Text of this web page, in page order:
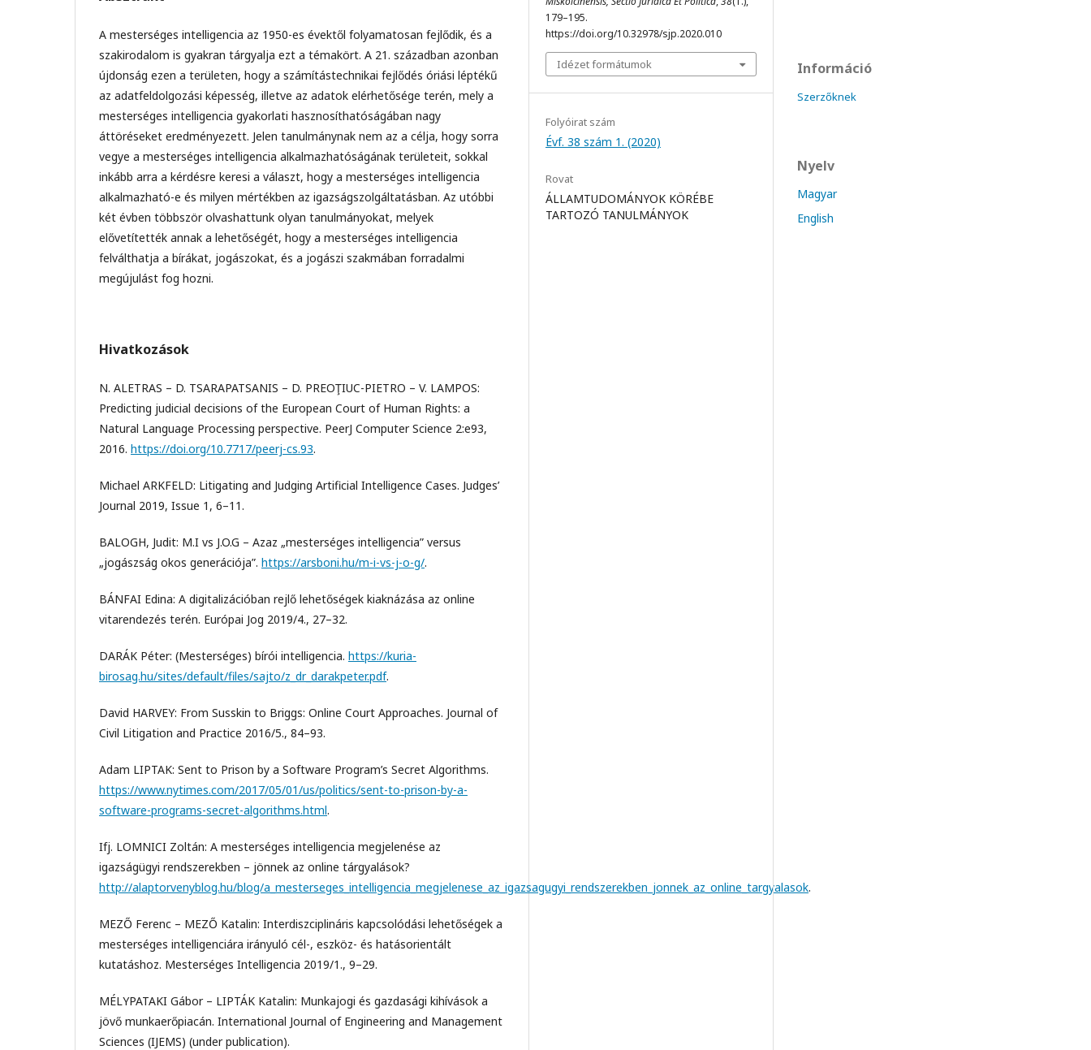
A mesterséges intelligencia az 1950-es évektől folyamatosan fejlődik, és a
szakirodalom is gyakran tárgyalja ezt a témakört. A 21. században azonban
újdonság ezen a területen, hogy a számítástechnikai fejlődés óriási léptékű
az adatfeldolgozási képesség, illetve az adatok elérhetősége terén, mely a
mesterséges intelligencia gyakorlati hasznosíthatóságában nagy
áttöréseket eredményezett. Jelen tanulmánynak nem az a célja, hogy sorra
vegye a mesterséges intelligencia alkalmazhatóságának területeit, sokkal
inkább arra a kérdésre keresi a választ, hogy a mesterséges intelligencia
alkalmazható-e és milyen mértékben az igazságszolgáltatásban. Az utóbbi
két évben többször olvashattunk olyan tanulmányokat, melyek
elővetítették annak a lehetőségét, hogy a mesterséges intelligencia
felválthatja a bírákat, jogászokat, és a jogászi szakmában forradalmi
megújulást fog hozni.
Hivatkozások
N. ALETRAS – D. TSARAPATSANIS – D. PREOŢIUC-PIETRO – V. LAMPOS:
Predicting judicial decisions of the European Court of Human Rights: a
Natural Language Processing perspective. PeerJ Computer Science 2:e93,
2016. https://doi.org/10.7717/peerj-cs.93.
Michael ARKFELD: Litigating and Judging Artificial Intelligence Cases. Judges’
Journal 2019, Issue 1, 6–11.
BALOGH, Judit: M.I vs J.O.G – Azaz „mesterséges intelligencia” versus
„jogászság okos generációja”. https://arsboni.hu/m-i-vs-j-o-g/.
BÁNFAI Edina: A digitalizációban rejlő lehetőségek kiaknázása az online
vitarendezés terén. Európai Jog 2019/4., 27–32.
DARÁK Péter: (Mesterséges) bírói intelligencia. https://kuria-
birosag.hu/sites/default/files/sajto/z_dr_darakpeter.pdf.
David HARVEY: From Susskin to Briggs: Online Court Approaches. Journal of
Civil Litigation and Practice 2016/5., 84–93.
Adam LIPTAK: Sent to Prison by a Software Program’s Secret Algorithms.
https://www.nytimes.com/2017/05/01/us/politics/sent-to-prison-by-a-
software-programs-secret-algorithms.html.
Ifj. LOMNICI Zoltán: A mesterséges intelligencia megjelenése az
igazságügyi rendszerekben – jönnek az online tárgyalások?
http://alaptorvenyblog.hu/blog/a_mesterseges_intelligencia_megjelenese_az_igazsagugyi_rendszerekben_jonnek_az_online_targyalasok.
MEZŐ Ferenc – MEZŐ Katalin: Interdiszciplináris kapcsolódási lehetőségek a
mesterséges intelligenciára irányuló cél-, eszköz- és hatásorientált
kutatáshoz. Mesterséges Intelligencia 2019/1., 9–29.
MÉLYPATAKI Gábor – LIPTÁK Katalin: Munkajogi és gazdasági kihívások a
jövő munkaerőpiacán. International Journal of Engineering and Management
Sciences (IJEMS) (under publication).
179–195.
https://doi.org/10.32978/sjp.2020.010
Idézet formátumok
Folyóirat szám
Évf. 38 szám 1. (2020)
Rovat
ÁLLAMTUDOMÁNYOK KÖRÉBE
TARTOZÓ TANULMÁNYOK
Információ
Szerzőknek
Nyelv
Magyar
English